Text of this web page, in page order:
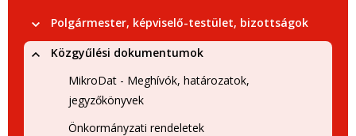
Polgármester, képviselő-testület, bizottságok
Közgyűlési dokumentumok
MikroDat - Meghívók, határozatok,
jegyzőkönyvek
Önkormányzati rendeletek